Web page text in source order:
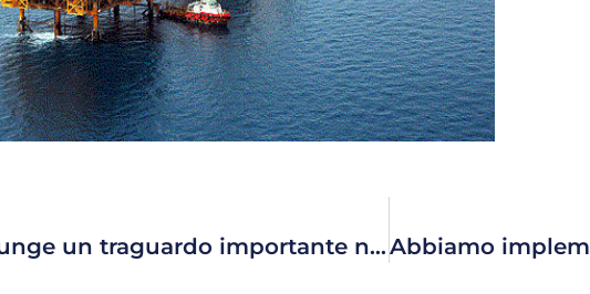
Hawke Transit System raggiunge un traguardo importante nel Progetto di Espansione North Field di Qatargas